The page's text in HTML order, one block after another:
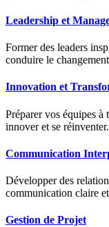
Leadership et
Former des leaders
conduire le
Innovation et
Préparer vos équipes
innover et se réinventer.
Communication
Développer des
communication claire
Gestion de Projet